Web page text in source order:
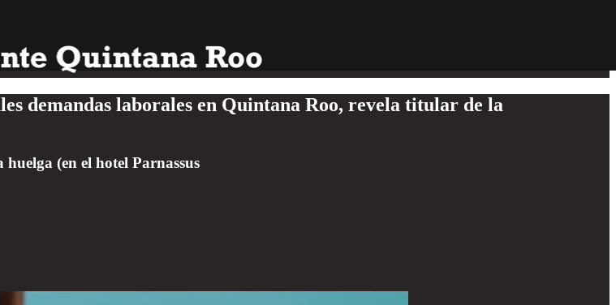
demandas laborales en Quintana Roo, revela titular de la
(en el hotel Parnassus